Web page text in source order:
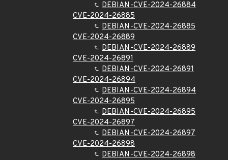
DEBIAN-CVE-2024-26884
CVE-2024-26885
DEBIAN-CVE-2024-26885
CVE-2024-26889
DEBIAN-CVE-2024-26889
CVE-2024-26891
DEBIAN-CVE-2024-26891
CVE-2024-26894
DEBIAN-CVE-2024-26894
CVE-2024-26895
DEBIAN-CVE-2024-26895
CVE-2024-26897
DEBIAN-CVE-2024-26897
CVE-2024-26898
DEBIAN-CVE-2024-26898